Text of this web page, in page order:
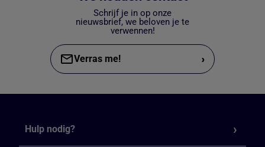
Schrijf je in op onze
nieuwsbrief, we beloven je te
verwennen!
Verras me! ›
Hulp nodig?